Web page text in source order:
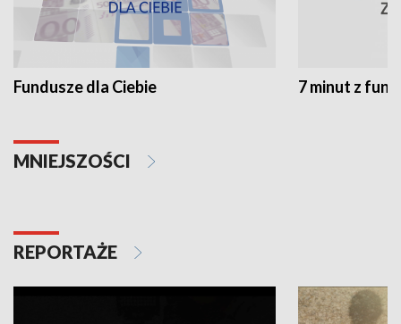
Fundusze dla Ciebie 7 minut z
MNIEJSZOŚCI
REPORTAŻE